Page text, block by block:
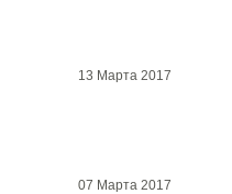
13 Марта 2017
07 Марта 2017